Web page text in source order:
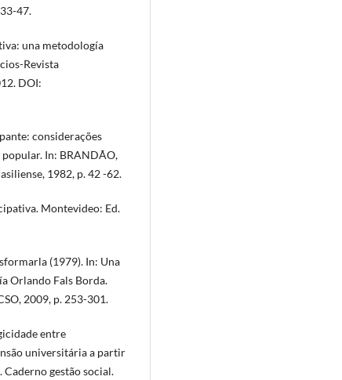
47.
una metodología
Revista
DOI:
considerações
In: BRANDÃO,
1982, p. 42 -62.
Montevideo: Ed.
(1979). In: Una
Orlando Fals Borda.
2009, p. 253-301.
entre
universitária a partir
gestão social.